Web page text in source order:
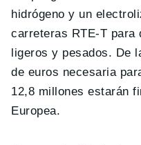
hidrógeno y un
carreteras RTE-T
ligeros y pesados. De
de euros necesaria
12,8 millones estarán
Europea.